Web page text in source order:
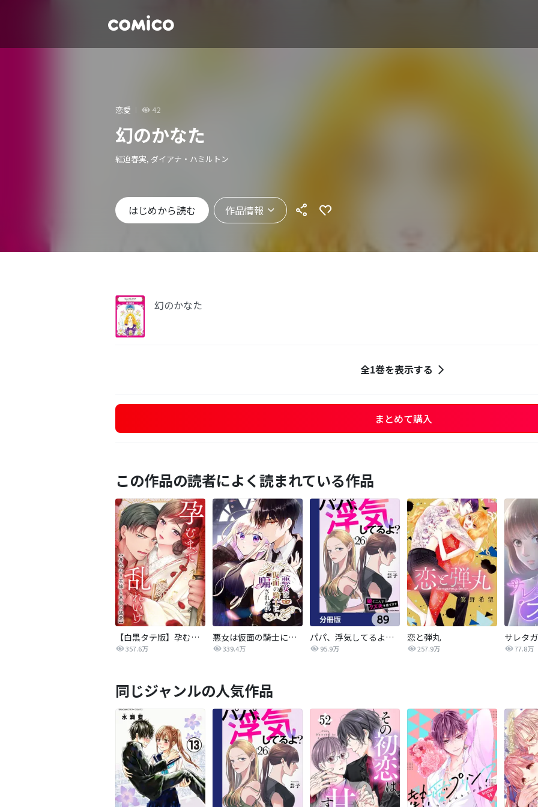
恋愛 42
幻のかなた
紅迫春実, ダイアナ・ハミルトン
はじめから読む 作品情報
幻のかなた
全1巻を表示する
まとめて購入
この作品の読者によく読まれている作品
【白黒タテ版】孕むまで乱れいけ～身代わり花嫁と軍服の猛愛
357.6万
悪女は仮面の騎士に騙されない
339.4万
パパ、浮気してるよ？娘と二人でクズ夫を捨てます【分冊版】
95.9万
恋と弾丸
257.9万 77.8万
同じジャンルの人気作品